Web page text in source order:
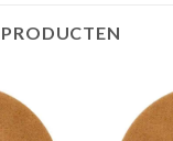
PRODUCTEN